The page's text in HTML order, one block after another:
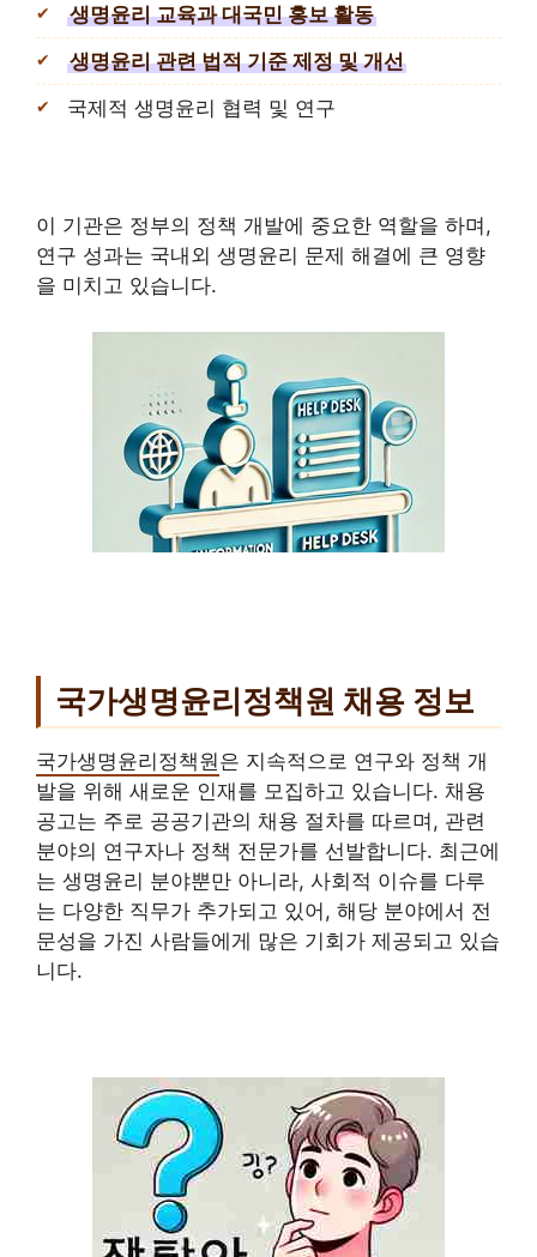
생명윤리 교육과 대국민 홍보 활동
생명윤리 관련 법적 기준 제정 및 개선
국제적 생명윤리 협력 및 연구
이 기관은 정부의 정책 개발에 중요한 역할을 하며,
연구 성과는 국내외 생명윤리 문제 해결에 큰 영향
을 미치고 있습니다.
국가생명윤리정책원 채용 정보
국가생명윤리정책원은 지속적으로 연구와 정책 개
발을 위해 새로운 인재를 모집하고 있습니다. 채용
공고는 주로 공공기관의 채용 절차를 따르며, 관련
분야의 연구자나 정책 전문가를 선발합니다. 최근에
는 생명윤리 분야뿐만 아니라, 사회적 이슈를 다루
는 다양한 직무가 추가되고 있어, 해당 분야에서 전
문성을 가진 사람들에게 많은 기회가 제공되고 있습
니다.